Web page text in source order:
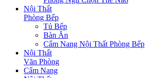
Nội Thất
Phòng Bếp
Tủ Bếp
Bàn Ăn
Cẩm Nang Nội Thất Phòng Bếp
Nội Thất
Văn Phòng
Cẩm Nang